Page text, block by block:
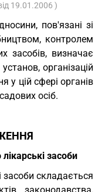
19.01.2006 )
пов'язані зі
контролем
засобів, визначає
організацій
у цій сфері органів
осіб.
засоби
засоби складається